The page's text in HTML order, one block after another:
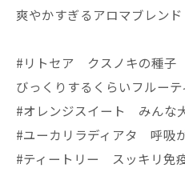
爽やかすぎるアロマブレンド
#リトセア クスノキの種子
びっくりするくらいフルーテ
#オレンジスイート みんな
#ユーカリラディアタ 呼吸
#ティートリー スッキリ免